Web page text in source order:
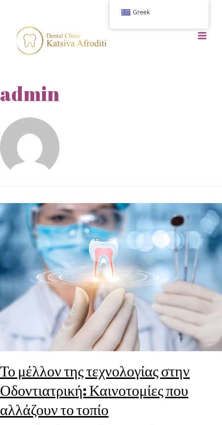
admin
Το μέλλον της τεχνολογίας στην
Οδοντιατρική: Καινοτομίες που
αλλάζουν το τοπίο
Greek